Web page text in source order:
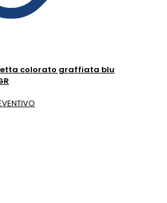
colorato graffiata blu